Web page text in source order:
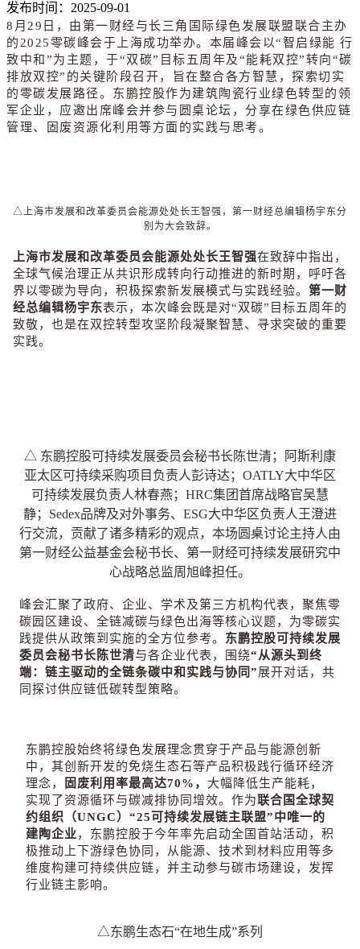
发布时间： 2025-09-01
8月29日，由第一财经与长三角国际绿色发展联盟联合主办
的2025零碳峰会于上海成功举办。本届峰会以“智启绿能 行
致中和”为主题，于“双碳”目标五周年及“能耗双控”转向“碳
排放双控”的关键阶段召开，旨在整合各方智慧，探索切实
的零碳发展路径。东鹏控股作为建筑陶瓷行业绿色转型的领
军企业，应邀出席峰会并参与圆桌论坛，分享在绿色供应链
管理、固废资源化利用等方面的实践与思考。
△上海市发展和改革委员会能源处处长王智强， 第一财经总编辑杨宇东分
别为大会致辞。
上海市发展和改革委员会能源处处长王智强在致辞中指出，
全球气候治理正从共识形成转向行动推进的新时期，呼吁各
界以零碳为导向，积极探索新发展模式与实践经验。 第一财
经总编辑杨宇东表示，本次峰会既是对“双碳” 目标五周年的
致敬，也是在双控转型攻坚阶段凝聚智慧、寻求突破的重要
实践。
△ 东鹏控股可持续发展委员会秘书长陈世清；阿斯利康
亚太区可持续采购项目负责人彭诗达；OATLY大中华区
可持续发展负责人林春燕；HRC集团首席战略官吴慧
静；Sedex品牌及对外事务、ESG大中华区负责人王澄进
行交流，贡献了诸多精彩的观点，本场圆桌讨论主持人由
第一财经公益基金会秘书长、第一财经可持续发展研究中
心战略总监周旭峰担任。
峰会汇聚了政府、企业、学术及第三方机构代表，聚焦零
碳园区建设、全链减碳与绿色出海等核心议题，为零碳实
践提供从政策到实施的全方位参考。 东鹏控股可持续发展
委员会秘书长陈世清与各企业代表，围绕“从源头到终
端：链主驱动的全链条碳中和实践与协同 ”展开对话，共
同探讨供应链低碳转型策略。
东鹏控股始终将绿色发展理念贯穿于产品与能源创新
中，其创新开发的免烧生态石等产品积极践行循环经济
理念， 固废利用率最高达70% ， 大幅降低生产能耗，
实现了资源循环与碳减排协同增效。作为联合国全球契
约组织（UNGC ） “25可持续发展链主联盟”中唯一的
建陶企业，东鹏控股于今年率先启动全国首站活动，积
极推动上下游绿色协同，从能源、技术到材料应用等多
维度构建可持续供应链，并主动参与碳市场建设，发挥
行业链主影响。
△东鹏生态石“在地生成”系列